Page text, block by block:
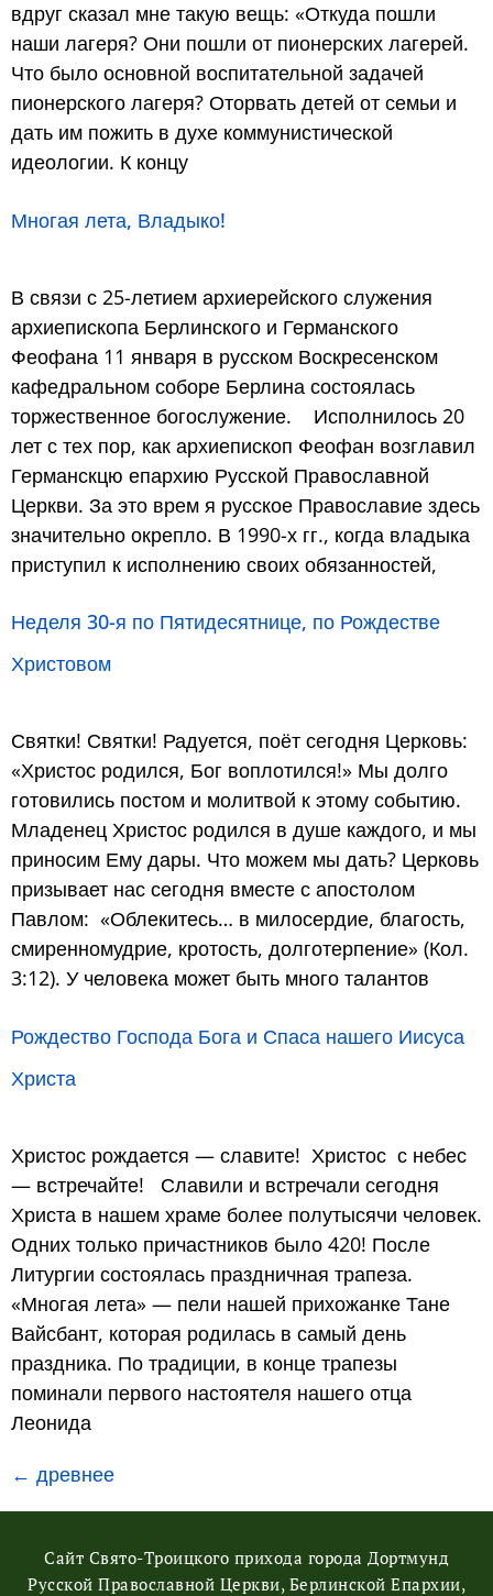
вдруг сказал мне такую вещь: «Откуда пошли
наши лагеря? Они пошли от пионерских лагерей.
Что было основной воспитательной задачей
пионерского лагеря? Оторвать детей от семьи и
дать им пожить в духе коммунистической
идеологии. К концу
Многая лета, Владыко!
В связи с 25-летием архиерейского служения
архиепископа Берлинского и Германского
Феофана 11 января в русском Воскресенском
кафедральном соборе Берлина состоялась
торжественное богослужение. Исполнилось 20
лет с тех пор, как архиепископ Феофан возглавил
Германскцю епархию Русской Православной
Церкви. За это врем я русское Православие здесь
значительно окрепло. В 1990-х гг., когда владыка
приступил к исполнению своих обязанностей,
Неделя 30-я по Пятидесятнице, по Рождестве
Христовом
Святки! Святки! Радуется, поёт сегодня Церковь:
«Христос родился, Бог воплотился!» Мы долго
готовились постом и молитвой к этому событию.
Младенец Христос родился в душе каждого, и мы
приносим Ему дары. Что можем мы дать? Церковь
призывает нас сегодня вместе с апостолом
Павлом: «Облекитесь… в милосердие, благость,
смиренномудрие, кротость, долготерпение» (Кол.
3:12). У человека может быть много талантов
Рождество Господа Бога и Спаса нашего Иисуса
Христа
Христос рождается — славите! Христос с небес
— встречайте! Славили и встречали сегодня
Христа в нашем храме более полутысячи человек.
Одних только причастников было 420! После
Литургии состоялась праздничная трапеза.
«Многая лета» — пели нашей прихожанке Тане
Вайсбант, которая родилась в самый день
праздника. По традиции, в конце трапезы
поминали первого настоятеля нашего отца
Леонида
← древнее
Сайт Свято-Троицкого прихода города Дортмунд
Русской Православной Церкви, Берлинской Епархии,